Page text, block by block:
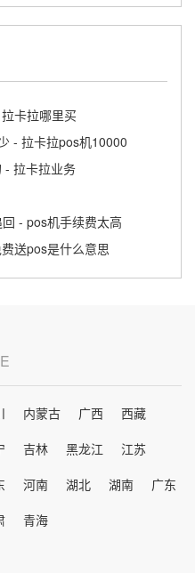
卡拉哪里买
- 拉卡拉pos机10000
- 拉卡拉业务
- pos机手续费太高
送pos是什么意思
内蒙古 广西
西藏
吉林 黑龙江
江苏
河南 湖北 湖南
广东
青海